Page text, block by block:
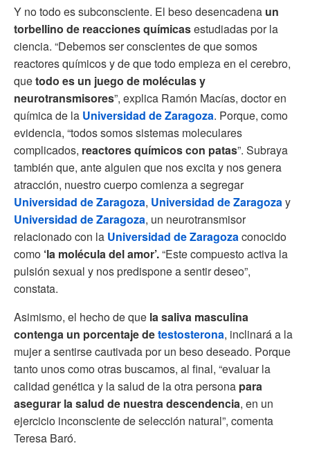
Y no todo es subconsciente. El beso desencadena un
torbellino de reacciones químicasestudiadas por la
ciencia. “Debemos ser conscientes de que somos
reactores químicos y de que todo empieza en el cerebro,
quetodo es un juego de moléculas y
neurotransmisores”, explica Ramón Macías, doctor en
química de la Universidad de Zaragoza. Porque, como
evidencia, “todos somos sistemas moleculares
complicados, reactores químicos con patas”. Subraya
también que, ante alguien que nos excita y nos genera
atracción, nuestro cuerpo comienza a segregar
Universidad de Zaragoza, Universidad de Zaragozay
Universidad de Zaragoza, un neurotransmisor
relacionado con la Universidad de Zaragozaconocido
como ‘la molécula del amor’.“Este compuesto activa la
pulsión sexual y nos predispone a sentir deseo”,
constata.
Asimismo, el hecho de que la saliva masculina
contenga un porcentaje detestosterona, inclinará a la
mujer a sentirse cautivada por un beso deseado. Porque
tanto unos como otras buscamos, al final, “evaluar la
calidad genética y la salud de la otra persona para
asegurar la salud de nuestra descendencia, en un
ejercicio inconsciente de selección natural”, comenta
Teresa Baró.